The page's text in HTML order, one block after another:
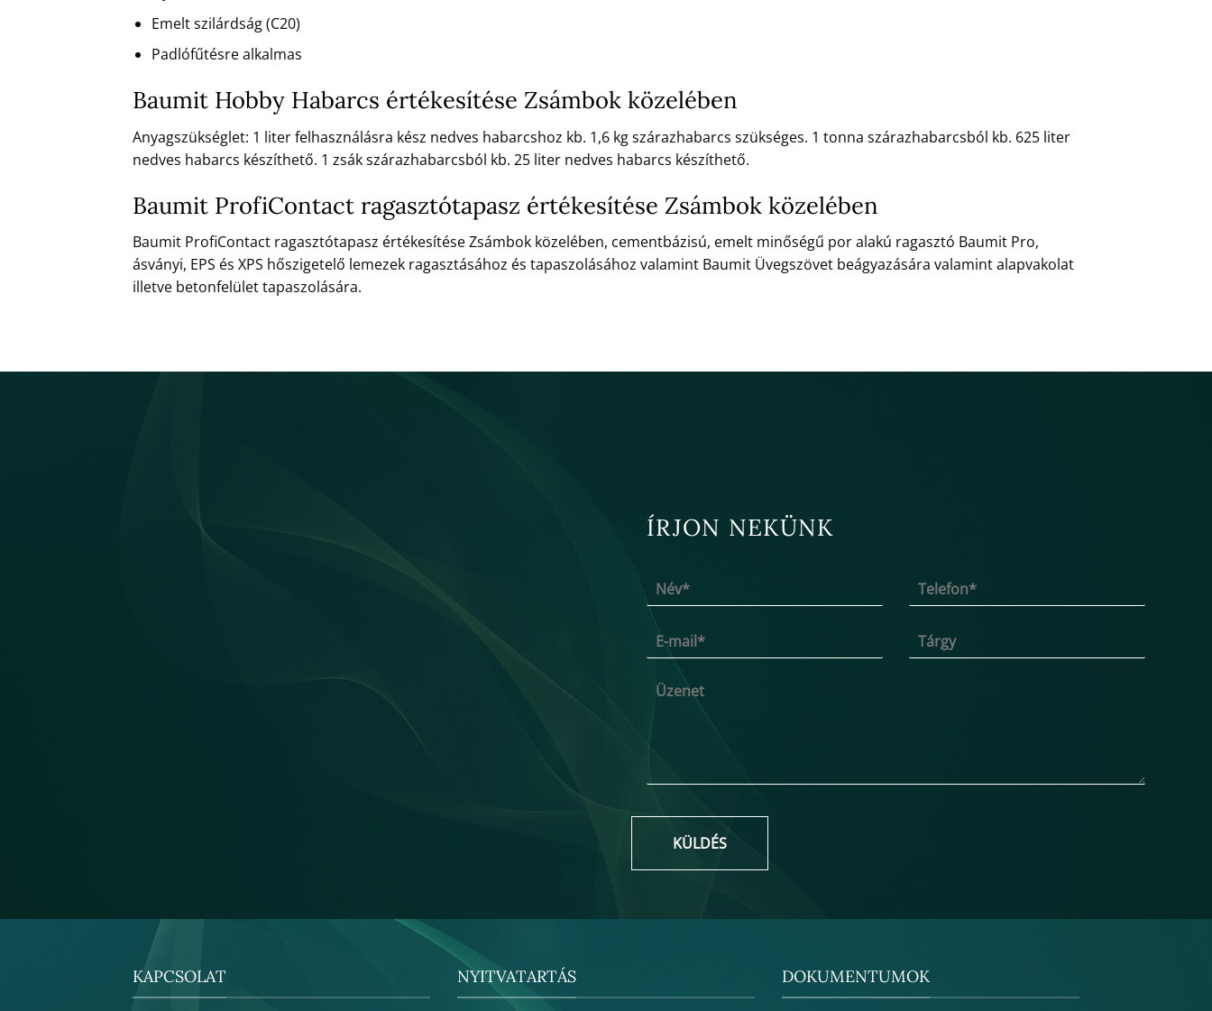
Emelt szilárdság (C20)
Padlófűtésre alkalmas
Baumit Hobby Habarcs értékesítése Zsámbok közelében
Anyagszükséglet: 1 liter felhasználásra kész nedves habarcshoz kb. 1,6 kg szárazhabarcs szükséges. 1 tonna szárazhabarcsból kb. 625 liter
nedves habarcs készíthető. 1 zsák szárazhabarcsból kb. 25 liter nedves habarcs készíthető.
Baumit ProfiContact ragasztótapasz értékesítése Zsámbok közelében
Baumit ProfiContact ragasztótapasz értékesítése Zsámbok közelében, cementbázisú, emelt minőségű por alakú ragasztó Baumit Pro,
ásványi, EPS és XPS hőszigetelő lemezek ragasztásához és tapaszolásához valamint Baumit Üvegszövet beágyazására valamint alapvakolat
illetve betonfelület tapaszolására.
ÍRJON NEKÜNK
KÜLDÉS
KAPCSOLAT NYITVATARTÁS DOKUMENTUMOK